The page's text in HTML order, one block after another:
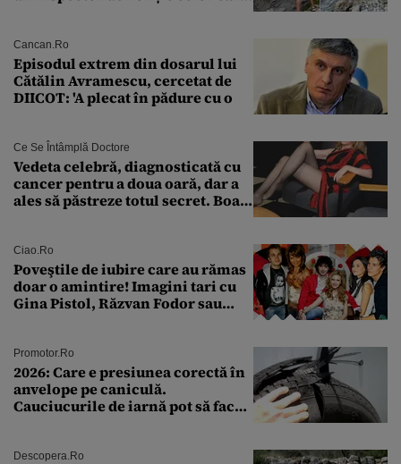
Cancan.ro
Episodul extrem din dosarul lui
Cătălin Avramescu, cercetat de
DIICOT: 'A plecat în pădure cu o
Ce Se Întâmplă Doctore
Vedeta celebră, diagnosticată cu
cancer pentru a doua oară, dar a
ales să păstreze totul secret. Boala
Ciao.ro
Poveştile de iubire care au rămas
doar o amintire! Imagini tari cu
Gina Pistol, Răzvan Fodor sau
Promotor.ro
2026: Care e presiunea corectă în
anvelope pe caniculă.
Cauciucurile de iarnă pot să facă
Descopera.ro